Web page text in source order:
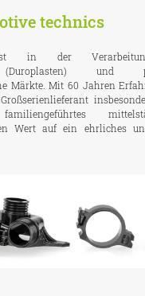
technics
in der
(Duroplasten) und
Märkte. Mit 60 Jahren
Wert auf ein ehrliches